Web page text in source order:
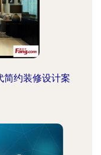
简约装修设计案